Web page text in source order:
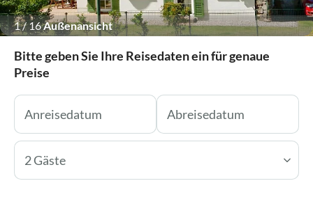
1/16Außenansicht
Bitte geben Sie Ihre Reisedaten ein für genaue
Preise
2 Gäste